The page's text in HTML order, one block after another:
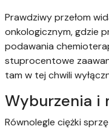
Prawdziwy przełom
onkologicznym, gdzie
podawania
stuprocentowe
tam w tej chwili
Wyburzenia i
Równolegle ciężki